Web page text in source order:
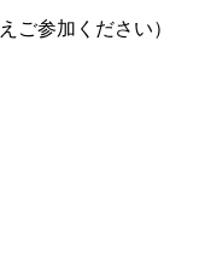
ご参加ください）